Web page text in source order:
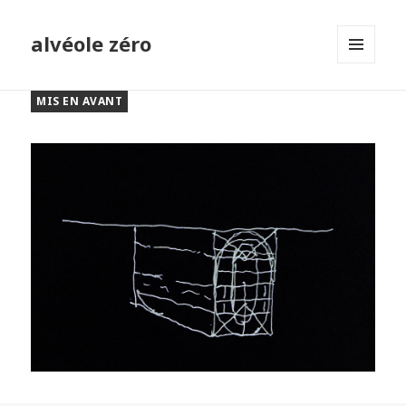
alvéole zéro
MIS EN AVANT